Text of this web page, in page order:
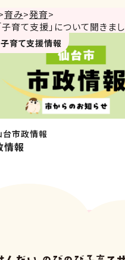
育み>発育>
育て支援」について聞きまし
子育て支援情報
イベント
八木山動物公園フジサ